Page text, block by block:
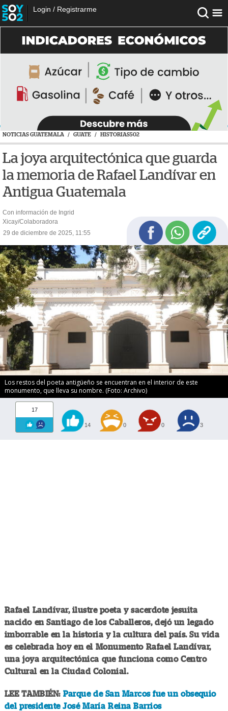
Login / Registrarme
NOTICIAS GUATEMALA / GUATE / HISTORIAS502
La joya arquitectónica que guarda
la memoria de Rafael Landívar en
Antigua Guatemala
Con información de Ingrid
Xicay/Colaboradora
29 de diciembre de 2025, 11:55
Los restos del poeta antigüeño se encuentran en el interior de este
monumento, que lleva su nombre. (Foto: Archivo)
17
14 0 0 3
Rafael Landívar, ilustre poeta y sacerdote jesuita
nacido en Santiago de los Caballeros, dejó un legado
imborrable en la historia y la cultura del país. Su vida
es celebrada hoy en el Monumento Rafael Landívar,
una joya arquitectónica que funciona como Centro
Cultural en la Ciudad Colonial.
LEE TAMBIÉN: Parque de San Marcos fue un obsequio
del presidente José María Reina Barrios